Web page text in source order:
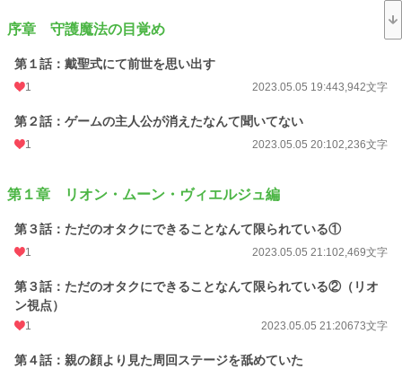
そこからディアは自分が乙女ゲーム「黎明のリュミエール」の悪役令嬢に転生し
てしまったことに気づく。
また、同じ年の戴聖式で現れるはずの主人公が現れなかったことも知らされる。
主人公がいなければ、物語にハッピーエンドはない。
ない！ そして私は頃合いをみて殿下に円満に婚約破棄してもらって、のんびり
だった……。
＊＊＊
表紙イラスト：いよ。様（@iyosuke_114）
小説
序章 守護魔法の目覚め
第１話：戴聖式にて前世を思い出す
1 2023.05.05 19:443,942文字
第２話：ゲームの主人公が消えたなんて聞いてない
1 2023.05.05 20:102,236文字
第１章 リオン・ムーン・ヴィエルジュ編
第３話：ただのオタクにできることなんて限られている①
1 2023.05.05 21:102,469文字
第３話：ただのオタクにできることなんて限られている②（リオ
ン視点）
1 2023.05.05 21:20673文字
第４話：親の顔より見た周回ステージを舐めていた